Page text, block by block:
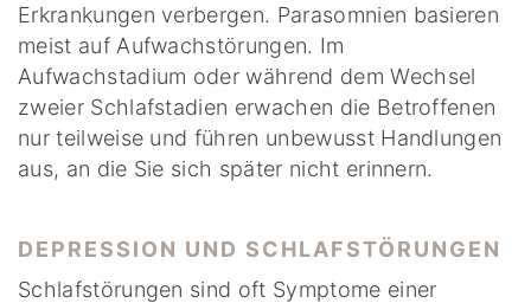
Erkrankungen verbergen. Parasomnien basieren
meist auf Aufwachstörungen. Im
Aufwachstadium oder während dem Wechsel
zweier Schlafstadien erwachen die Betroffenen
nur teilweise und führen unbewusst Handlungen
aus, an die Sie sich später nicht erinnern.
DEPRESSION UND SCHLAFSTÖRUNGEN
Schlafstörungen sind oft Symptome einer